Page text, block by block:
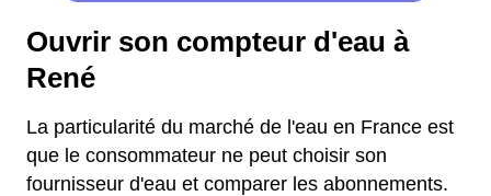
Ouvrir son compteur d'eau à
René
La particularité du marché de l'eau en France est
que le consommateur ne peut choisir son
fournisseur d'eau et comparer les abonnements.